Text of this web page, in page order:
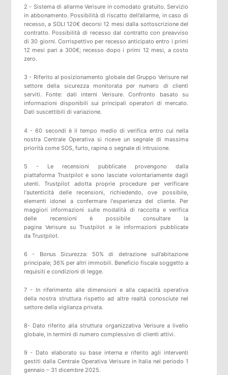
2 - Sistema di allarme Verisure in comodato gratuito. Servizio
in abbonamento. Possibilità di riscatto dell’allarme, in caso di
recesso, a SOLI 120€ decorsi 12 mesi dalla sottoscrizione del
contratto. Possibilità di recesso dal contratto con preavviso
di 30 giorni. Corrispettivo per recesso anticipato entro i primi
12 mesi pari a 300€; recesso dopo i primi 12 mesi, a costo
zero.
3 - Riferito al posizionamento globale del Gruppo Verisure nel
settore della sicurezza monitorata per numero di clienti
serviti. Fonte: dati interni Verisure. Confronto basato su
informazioni disponibili sui principali operatori di mercato.
Dati suscettibili di variazione.
4 - 60 secondi è il tempo medio di verifica entro cui nella
nostra Centrale Operativa si riceve un segnale di massima
priorità come SOS, furto, rapina o segnale di intrusione.
5 - Le recensioni pubblicate provengono dalla
piattaforma Trustpilote sono lasciate volontariamente dagli
utenti.Trustpilot adotta proprie procedure per verificare
l'autenticità delle recensioni, richiedendo, ove possibile,
elementi idonei a confermare l'esperienza del cliente. Per
maggiori informazioni sulle modalità di raccolta e verifica
delle recensioni è possibile consultarela
paginaVerisure suTrustpilot e le informazioni pubblicate
da Trustpilot.
6 - Bonus Sicurezza: 50% di detrazione sull’abitazione
principale; 36% per altri immobili. Beneficio fiscale soggetto a
requisiti e condizioni di legge.
7 - In riferimento alle dimensioni e alla capacità operativa
della nostra struttura rispetto ad altre realtà conosciute nel
settore della vigilanza privata.
8- Dato riferito alla struttura organizzativa Verisure a livello
globale, in termini di numero complessivo di clienti attivi.
9 - Dato elaborato su base interna e riferito agli interventi
gestiti dalla Centrale Operativa Verisure in Italia nel periodo 1
gennaio – 31 dicembre 2025.